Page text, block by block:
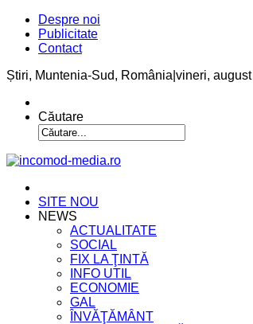
Despre noi
Publicitate
Contact
Știri, Muntenia-Sud, România vineri,
Căutare
SITE NOU
NEWS
ACTUALITATE
SOCIAL
FIX LA ŢINTĂ
INFO UTIL
ECONOMIE
GAL
ÎNVĂŢĂMÂNT